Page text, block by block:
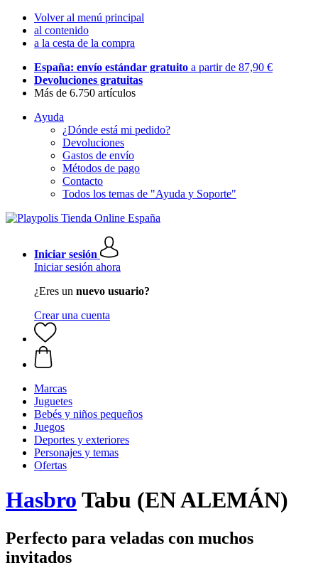
Volver al menú principal
al contenido
a la cesta de la compra
España: envío estándar gratuito a partir de 87,90 €
Devoluciones gratuitas
Más de 6.750 artículos
Ayuda
¿Dónde está mi pedido?
Devoluciones
Gastos de envío
Métodos de pago
Contacto
Todos los temas de "Ayuda y Soporte"
Iniciar sesión
Iniciar sesión ahora
¿Eres un nuevo usuario?
Crear una cuenta
Marcas
Juguetes
Bebés y niños pequeños
Juegos
Deportes y exteriores
Personajes y temas
Ofertas
Hasbro Tabu (EN ALEMÁN)
Perfecto para veladas con muchos
invitados